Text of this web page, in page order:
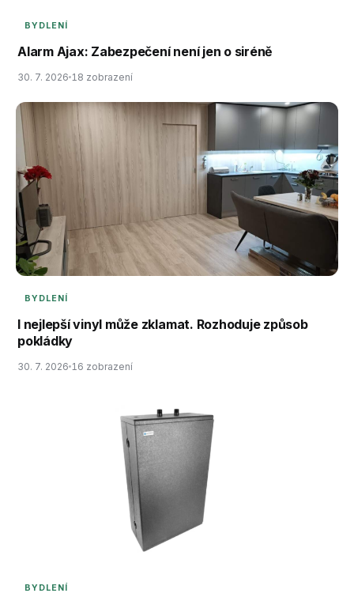
BYDLENÍ
Alarm Ajax: Zabezpečení není jen o siréně
30. 7. 2026 18 zobrazení
BYDLENÍ
I nejlepší vinyl může zklamat. Rozhoduje způsob
pokládky
30. 7. 2026 16 zobrazení
BYDLENÍ